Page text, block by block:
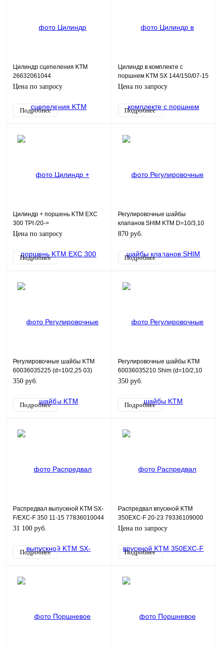
Цилиндр сцепеления KTM
26632061044
Цена по запросу
Подробнее
Цилиндр в комплекте с
поршнем KTM SX 144/150/07-15
Цена по запросу
Подробнее
Цилиндр + поршень KTM EXC
300 TPI /20->
Цена по запросу
Подробнее
Регулировочные шайбы
клапанов SHIM KTM D=10/3,10
870 руб.
Подробнее
Регулировочные шайбы KTM
60036035225 (d=10/2,25 03)
350 руб.
Подробнее
Регулировочные шайбы KTM
60036035210 Shim (d=10/2,10
03)
350 руб.
Подробнее
Распредвал выпускной KTM SX-
F/EXC-F 350 11-15 77836010044
31 100 руб.
Подробнее
Распредвал впускной KTM
350EXC-F 20-23 79336109000
Цена по запросу
Подробнее